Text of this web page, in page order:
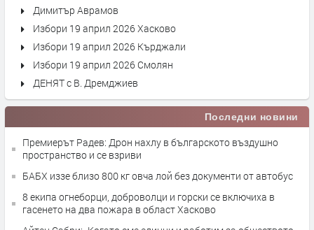
Димитър Аврамов
Избори 19 април 2026 Хасково
Избори 19 април 2026 Кърджали
Избори 19 април 2026 Смолян
ДЕНЯТ с В. Дремджиев
Последни новини
Премиерът Радев: Дрон нахлу в българското въздушно
пространство и се взриви
БАБХ иззе близо 800 кг овча лой без документи от автобус
8 екипа огнеборци, доброволци и горски се включиха в
гасенето на два пожара в област Хасково